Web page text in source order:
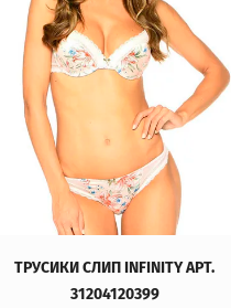
ТРУСИКИ СЛИП INFINITY АРТ.
31204120399